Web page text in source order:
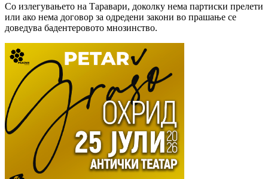
Со излегувањето на Таравари, доколку нема партиски прелети
или ако нема договор за одредени закони во прашање се
доведува бадентеровото мнозинство.